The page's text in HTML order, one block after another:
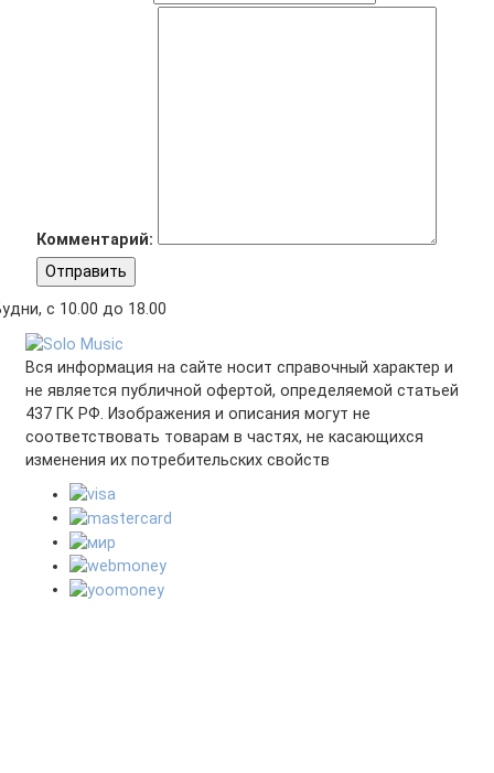
Комментарий:
Отправить
с 10.00 до 18.00
Вся информация на сайте носит справочный характер и
не является публичной офертой, определяемой статьей
437 ГК РФ. Изображения и описания могут не
соответствовать товарам в частях, не касающихся
изменения их потребительских свойств